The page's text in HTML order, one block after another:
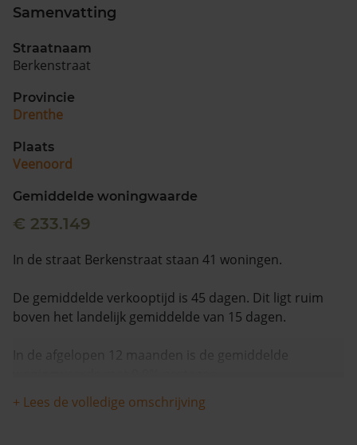
Samenvatting
Straatnaam
Berkenstraat
Provincie
Drenthe
Plaats
Veenoord
Gemiddelde woningwaarde
€ 233.149
In de straat Berkenstraat staan 41 woningen.
De gemiddelde verkooptijd is 45 dagen. Dit ligt ruim
boven het landelijk gemiddelde van 15 dagen.
In de afgelopen 12 maanden is de gemiddelde
+ Lees de volledige omschrijving